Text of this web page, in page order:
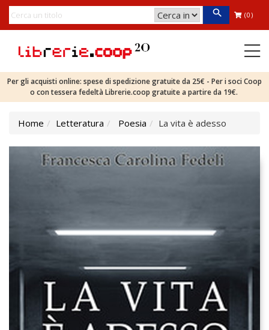
(0)
Per gli acquisti online: spese di spedizione gratuite da 25€ - Per i soci Coop
o con tessera fedeltà Librerie.coop gratuite a partire da 19€.
Home Letteratura Poesia La vita è adesso